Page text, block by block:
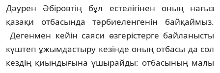
Дәурен Әбіровтің бұл естелігінен оның на­ғыз
қазақи отбасында тәрбиеленгенін бай­қаймыз.
Дегенмен кейін саяси өз­геріс­терге байланысты
күштеп ұжымдастыру ке­зінде оның отбасы да сол
кездің қиынды­ғы­на ұшырайды: отбасының малы